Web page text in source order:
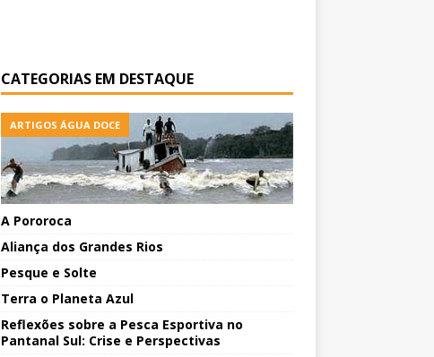
CATEGORIAS EM DESTAQUE
ARTIGOS ÁGUA DOCE
A Pororoca
Aliança dos Grandes Rios
Pesque e Solte
Terra o Planeta Azul
Reflexões sobre a Pesca Esportiva no
Pantanal Sul: Crise e Perspectivas